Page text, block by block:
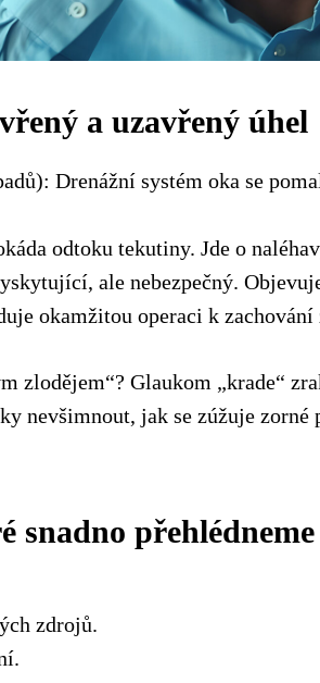
a uzavřený úhel
Drenážní systém oka se
odtoku tekutiny. Jde o
ale nebezpečný.
okamžitou operaci k zachování
zlodějem“? Glaukom „krade“
nevšimnout, jak se zúžuje zorné
snadno přehlédneme
zdrojů.